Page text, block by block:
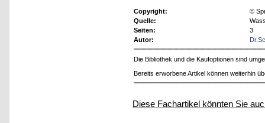
Copyright:
©
Quelle:
Seiten:
3
Autor:
Die Bibliothek und die Kaufoptionen sind
Bereits erworbene Artikel können weiterhin
Diese Fachartikel könnten Sie